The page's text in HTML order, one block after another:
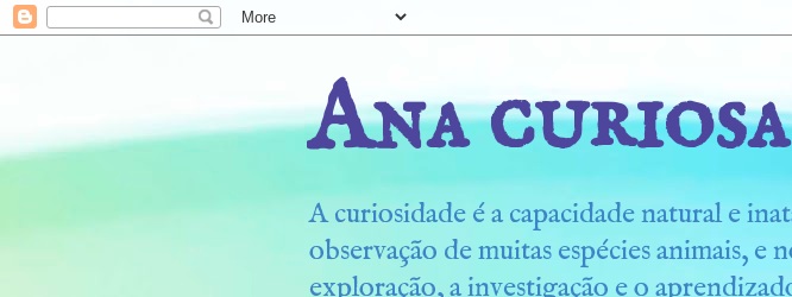
Ana curiosa
A curiosidade é a capacidade natural e
observação de muitas espécies animais, e
exploração, a investigação e o